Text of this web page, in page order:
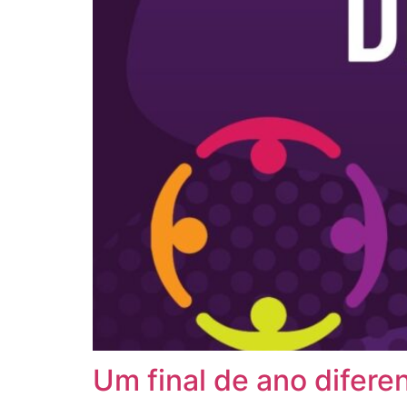
Um final de ano